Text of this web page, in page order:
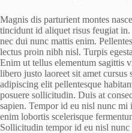
Magnis dis parturient montes
tincidunt id aliquet risus feugiat
nec dui nunc mattis enim.
lectus proin nibh nisl. Turpis
Enim ut tellus elementum sagittis
libero justo laoreet sit amet cursus
adipiscing elit pellentesque
posuere sollicitudin. Duis at
sapien. Tempor id eu nisl nunc
enim lobortis scelerisque
Sollicitudin tempor id eu nisl